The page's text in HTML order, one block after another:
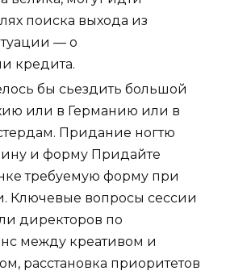
поиска выхода из
— о
кредита.
бы сьездить большой
или в Германию или в
Придание ногтю
и форму Придайте
требуемую форму при
Ключевые вопросы сессии
директоров по
между креативом и
расстановка приоритетов